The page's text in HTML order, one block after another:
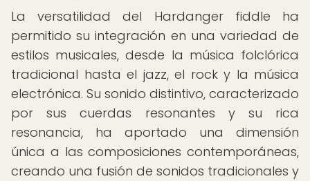
La versatilidad del Hardanger fiddle ha
permitido su integración en una variedad de
estilos musicales, desde la música folclórica
tradicional hasta el jazz, el rock y la música
electrónica. Su sonido distintivo, caracterizado
por sus cuerdas resonantes y su rica
resonancia, ha aportado una dimensión
única a las composiciones contemporáneas,
creando una fusión de sonidos tradicionales y